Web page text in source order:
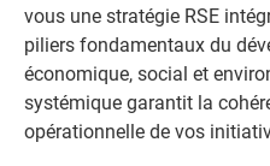
vous une stratégie RSE
piliers fondamentaux du
économique, social et
systémique garantit la
opérationnelle de vos